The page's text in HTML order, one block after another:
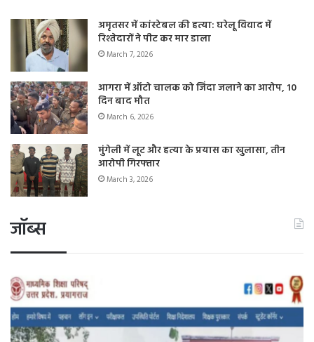
अमृतसर में कांस्टेबल की हत्या: घरेलू विवाद में
रिश्तेदारों ने पीट कर मार डाला
March 7, 2026
आगरा में ऑटो चालक को जिंदा जलाने का आरोप, 10
दिन बाद मौत
March 6, 2026
मुंगेली में लूट और हत्या के प्रयास का खुलासा, तीन
आरोपी गिरफ्तार
March 3, 2026
जॉब्स